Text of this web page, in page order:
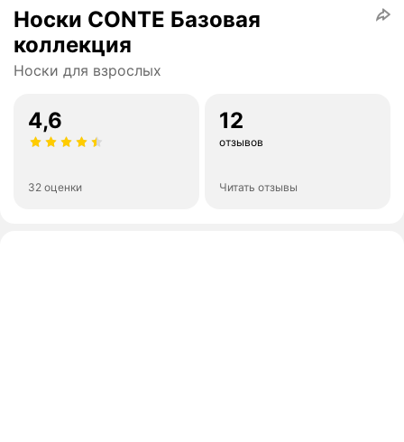
Носки CONTE Базовая
коллекция
Носки для взрослых
4,6
32 оценки
12
отзывов
Читать отзывы